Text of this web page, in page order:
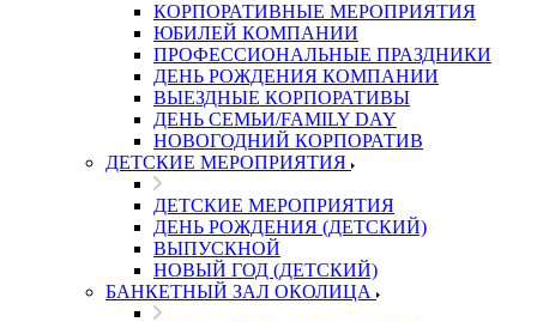
КОРПОРАТИВНЫЕ МЕРОПРИЯТИЯ
ЮБИЛЕЙ КОМПАНИИ
ПРОФЕССИОНАЛЬНЫЕ ПРАЗДНИКИ
ДЕНЬ РОЖДЕНИЯ КОМПАНИИ
ВЫЕЗДНЫЕ КОРПОРАТИВЫ
ДЕНЬ СЕМЬИ/FAMILY DAY
НОВОГОДНИЙ КОРПОРАТИВ
ДЕТСКИЕ МЕРОПРИЯТИЯ
ДЕТСКИЕ МЕРОПРИЯТИЯ
ДЕНЬ РОЖДЕНИЯ (ДЕТСКИЙ)
ВЫПУСКНОЙ
НОВЫЙ ГОД (ДЕТСКИЙ)
БАНКЕТНЫЙ ЗАЛ ОКОЛИЦА